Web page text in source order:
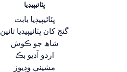
ڀٽائيپيڊيا
ڀٽائيپيڊيا بابت
گنج کان ڀٽائيپيڊيا تائين
شاھ جو ڪوش
اردو آڊيو بڪ
مشيني وڊيوز